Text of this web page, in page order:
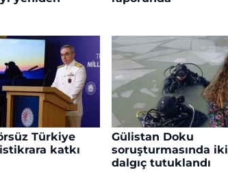
Türkiye
katkı
Gülistan Doku
soruşturmasında iki
dalgıç tutuklandı